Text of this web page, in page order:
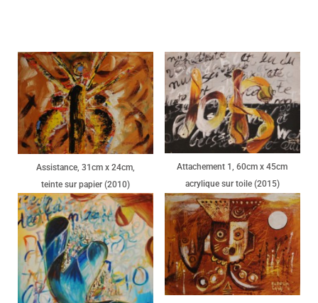
Assistance, 31cm x 24cm,
teinte sur papier (2010)
Attachement 1, 60cm x 45cm
acrylique sur toile (2015)